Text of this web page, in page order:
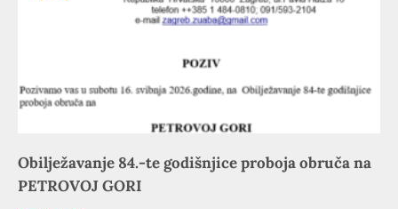
Obilježavanje 84.-te godišnjice proboja obruča na
PETROVOJ GORI